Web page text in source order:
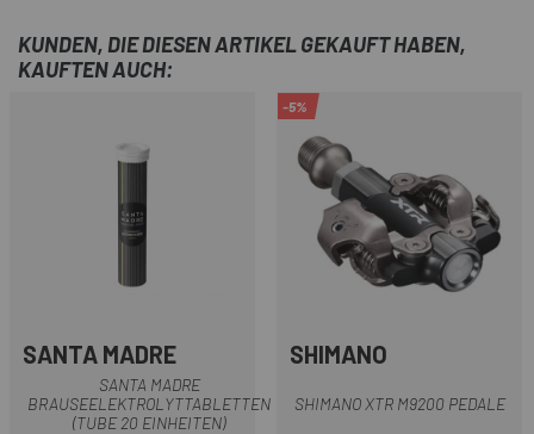
KUNDEN, DIE DIESEN ARTIKEL GEKAUFT HABEN,
KAUFTEN AUCH:
SANTA MADRE
SANTA MADRE
BRAUSEELEKTROLYTTABLETTEN
(TUBE 20 EINHEITEN)
-5%
SHIMANO
SHIMANO XTR M9200 PEDALE